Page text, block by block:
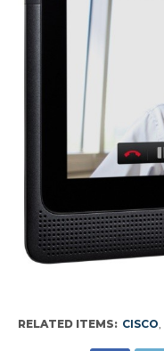
RELATED ITEMS: CISCO